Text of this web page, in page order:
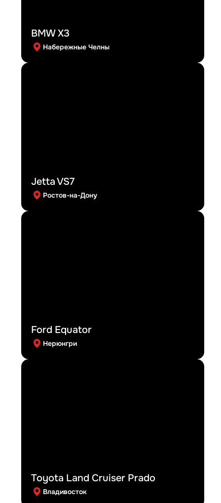
BMW X3
Набережные Челны
Jetta VS7
Ростов-на-Дону
Ford Equator
Нерюнгри
Toyota Land Cruiser Prado
Владивосток